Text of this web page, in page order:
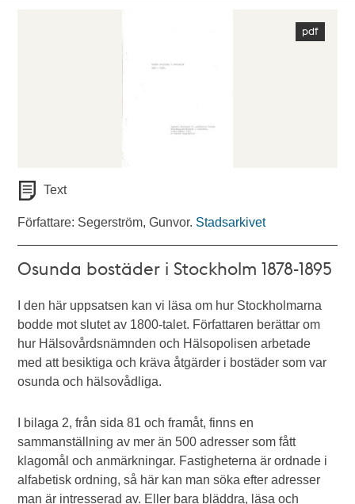
Text
Författare: Segerström, Gunvor. Stadsarkivet
Osunda bostäder i Stockholm 1878-1895
I den här uppsatsen kan vi läsa om hur Stockholmarna
bodde mot slutet av 1800-talet. Författaren berättar om
hur Hälsovårdsnämnden och Hälsopolisen arbetade
med att besiktiga och kräva åtgärder i bostäder som var
osunda och hälsovådliga.
I bilaga 2, från sida 81 och framåt, finns en
sammanställning av mer än 500 adresser som fått
klagomål och anmärkningar. Fastigheterna är ordnade i
alfabetisk ordning, så här kan man söka efter adresser
man är intresserad av. Eller bara bläddra, läsa och